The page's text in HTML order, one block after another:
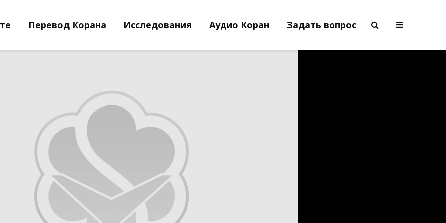
Перевод Корана Исследования Аудио Коран Задать вопрос